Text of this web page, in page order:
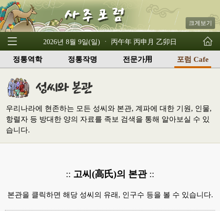
크게보기
2026년 8월 9일(일) ㆍ 丙午年 丙申月 乙卯日
정통역학 정통작명 전문가用 포럼 Cafe
우리나라에 현존하는 모든 성씨와 본관, 계파에 대한 기원, 인물,
항렬자 등 방대한 양의 자료를 족보 검색을 통해 알아보실 수 있
습니다.
:: 고씨(高氏)의 본관::
본관을 클릭하면 해당 성씨의 유래, 인구수 등을 볼 수 있습니다.